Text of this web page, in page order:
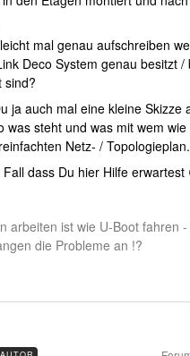
mal genau aufschreiben
Deco System genau besitzt /
sind?
ja auch mal eine kleine Skizze
was steht und was mit wem
Netz- / Topologieplan.
dass Du hier Hilfe erwartest
arbeiten ist wie U-Boot fahren
die Probleme an !?